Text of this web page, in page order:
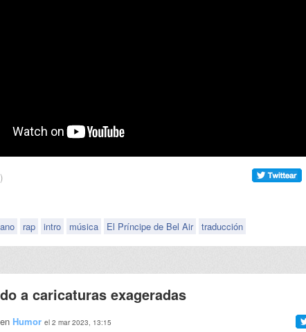
rap intro música El Príncipe de Bel Air traducción
a caricaturas exageradas
en Humor el 2 mar 2023, 13:15